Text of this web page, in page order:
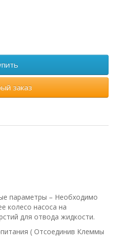
заказ
параметры – Необходимо
колесо насоса на
для отвода жидкости.
( Отсоединив Клеммы